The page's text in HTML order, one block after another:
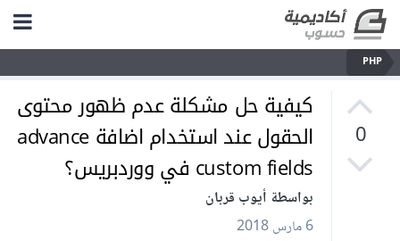
PHP
0
كيفية حل مشكلة عدم ظهور محتوى
الحقول عند استخدام اضافة advance
custom fields في ووردبريس؟
بواسطة أيوب قربان
6 مارس 2018